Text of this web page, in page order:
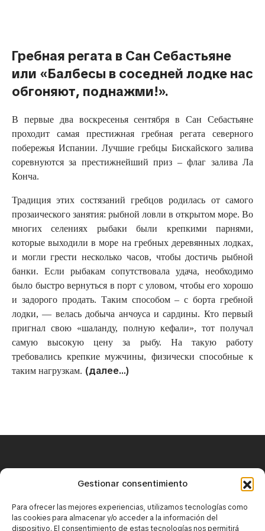
Gestionar consentimiento
Para ofrecer las mejores experiencias, utilizamos tecnologías como
las cookies para almacenar y/o acceder a la información del
dispositivo. El consentimiento de estas tecnologías nos permitirá
Гребная регата в Сан Себастьяне
или «Балбесы в соседней лодке нас
обгоняют, поднажми!».
В первые два воскресенья сентября в Сан Себастьяне
проходит самая престижная гребная регата северного
побережья Испании. Лучшие гребцы Бискайского залива
соревнуются за престижнейший приз – флаг залива Ла
Конча.
Традиция этих состязаний гребцов родилась от самого
прозаического занятия: рыбной ловли в открытом море. Во
многих селениях рыбаки были крепкими парнями,
которые выходили в море на гребных деревянных лодках,
и могли грести несколько часов, чтобы достичь рыбной
банки. Если рыбакам сопутствовала удача, необходимо
было быстро вернуться в порт с уловом, чтобы его хорошо
и задорого продать. Таким способом – с борта гребной
лодки, — велась добыча анчоуса и сардины. Кто первый
пригнал свою «шаланду, полную кефали», тот получал
самую высокую цену за рыбу. На такую работу
требовались крепкие мужчины, физически способные к
таким нагрузкам. (далее…)
+34 671 25 18 43
contact@mirbaskov.com